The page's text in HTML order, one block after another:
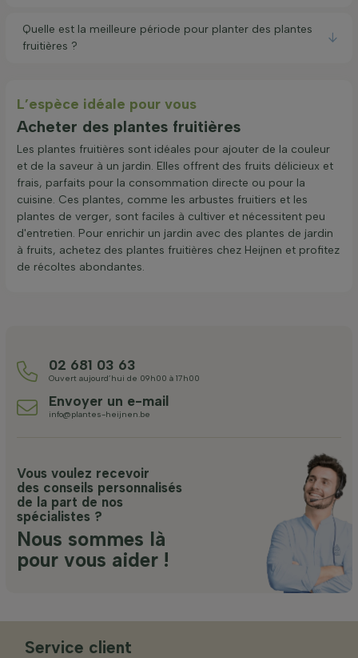
Quelle est la meilleure période pour planter des plantes
fruitières ?
L’espèce idéale pour vous
Acheter des plantes fruitières
Les plantes fruitières sont idéales pour ajouter de la couleur
et de la saveur à un jardin. Elles offrent des fruits délicieux et
frais, parfaits pour la consommation directe ou pour la
cuisine. Ces plantes, comme les arbustes fruitiers et les
plantes de verger, sont faciles à cultiver et nécessitent peu
d'entretien. Pour enrichir un jardin avec des plantes de jardin
à fruits, achetez des plantes fruitières chez Heijnen et profitez
de récoltes abondantes.
02 681 03 63
Ouvert aujourd’hui de 09h00 à 17h00
Envoyer un e-mail
info@plantes-heijnen.be
Vous voulez recevoir
des conseils personnalisés
de la part de nos
spécialistes ?
Nous sommes là
pour vous aider !
Service client